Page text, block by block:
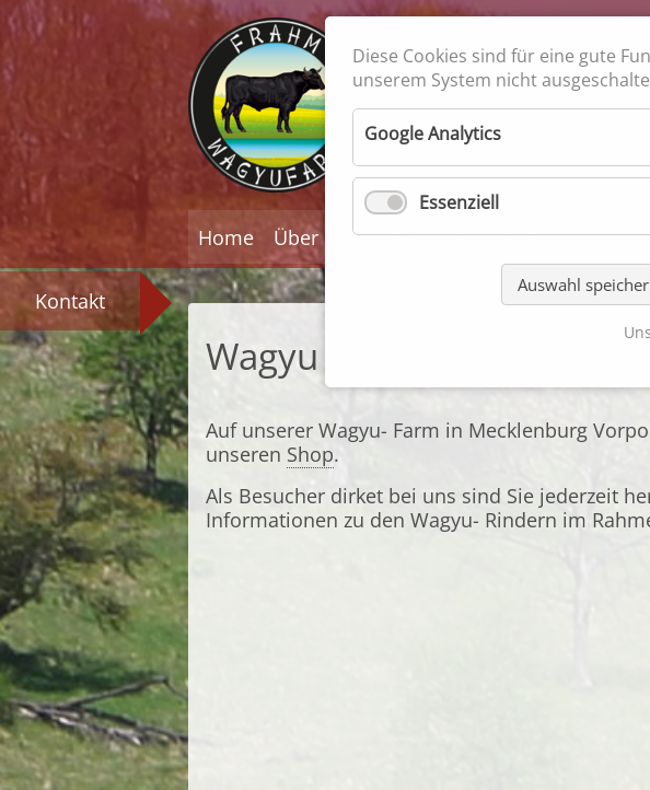
Rindfleisch 100%
Feiner Geschmack garantiert
Navigation
überspringen
Home Über uns Beef Neuigkeiten Quiz
Kontakt
Wagyu Fleisch kaufen
Auf unserer Wagyu- Farm in Mecklenburg
unseren Shop.
Als Besucher dirket bei uns sind Sie jederzeit
Informationen zu den Wagyu- Rindern im
Diese Cookies sind für eine gute
unserem System nicht
Google Analytics
Essenziell
Auswahl